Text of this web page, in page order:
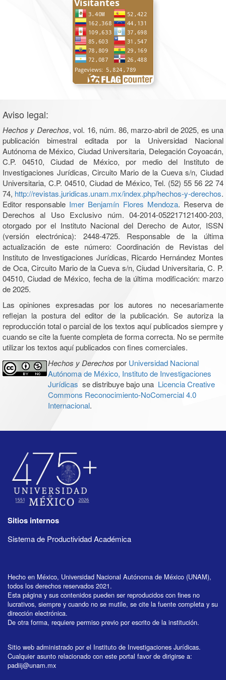
Aviso legal:
Hechos y Derechos, vol. 16, núm. 86, marzo-abril de 2025, es una
publicación bimestral editada por la Universidad Nacional
Autónoma de México, Ciudad Universitaria, Delegación Coyoacán,
C.P. 04510, Ciudad de México, por medio del Instituto de
Investigaciones Jurídicas, Circuito Mario de la Cueva s/n, Ciudad
Universitaria, C.P. 04510, Ciudad de México, Tel. (52) 55 56 22 74
74, http://revistas.juridicas.unam.mx/index.php/hechos-y-derechos.
Editor responsable Imer Benjamín Flores Mendoza. Reserva de
Derechos al Uso Exclusivo núm. 04-2014-052217121400-203,
otorgado por el Instituto Nacional del Derecho de Autor, ISSN
(versión electrónica): 2448-4725. Responsable de la última
actualización de este número: Coordinación de Revistas del
Instituto de Investigaciones Jurídicas, Ricardo Hernández Montes
de Oca, Circuito Mario de la Cueva s/n, Ciudad Universitaria, C. P.
04510, Ciudad de México, fecha de la última modificación: marzo
de 2025.
Las opiniones expresadas por los autores no necesariamente
reflejan la postura del editor de la publicación. Se autoriza la
reproducción total o parcial de los textos aquí publicados siempre y
cuando se cite la fuente completa de forma correcta. No se permite
utilizar los textos aquí publicados con fines comerciales.
Hechos y Derechos por Universidad Nacional
Autónoma de México, Instituto de Investigaciones
Jurídicas se distribuye bajo una Licencia Creative
Commons Reconocimiento-NoComercial 4.0
Internacional.
Sitios internos
Sistema de Productividad Académica
Hecho en México, Universidad Nacional Autónoma de México (UNAM),
todos los derechos reservados 2021.
Esta página y sus contenidos pueden ser reproducidos con fines no
lucrativos, siempre y cuando no se mutile, se cite la fuente completa y su
dirección electrónica.
De otra forma, requiere permiso previo por escrito de la institución.
Sitio web administrado por el Instituto de Investigaciones Jurídicas.
Cualquier asunto relacionado con este portal favor de dirigirse a:
padiij@unam.mx